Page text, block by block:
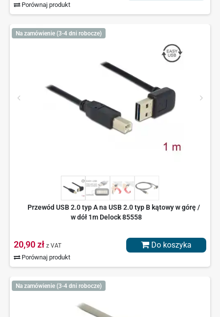
Porównaj produkt
Na zamówienie (3-4 dni robocze)
Przewód USB 2.0 typ A na USB 2.0 typ B kątowy w górę /
w dół 1m Delock 85558
20,90 zł z VAT
Porównaj produkt
Do koszyka
Na zamówienie (3-4 dni robocze)